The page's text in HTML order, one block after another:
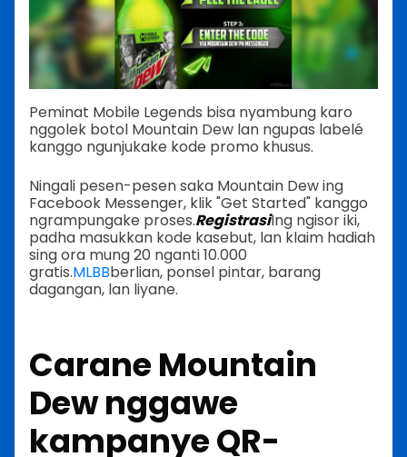
Peminat Mobile Legends bisa nyambung karo
nggolek botol Mountain Dew lan ngupas labelé
kanggo ngunjukake kode promo khusus.
Ningali pesen-pesen saka Mountain Dew ing
Facebook Messenger, klik "Get Started" kanggo
ngrampungake proses.RegistrasiIng ngisor iki,
padha masukkan kode kasebut, lan klaim hadiah
sing ora mung 20 nganti 10.000
gratis.MLBBberlian, ponsel pintar, barang
dagangan, lan liyane.
Carane Mountain
Dew nggawe
kampanye QR-